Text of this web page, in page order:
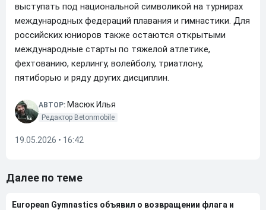
выступать под национальной символикой на турнирах
международных федераций плавания и гимнастики. Для
российских юниоров также остаются открытыми
международные старты по тяжелой атлетике,
фехтованию, керлингу, волейболу, триатлону,
пятиборью и ряду других дисциплин.
АВТОР: Масюк Илья
Редактор Betonmobile
19.05.2026 • 16:42
Далее по теме
European Gymnastics объявил о возвращении флага и